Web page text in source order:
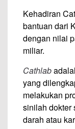
Kehadiran
bantuan dari
dengan nilai
miliar.
Cathlab
yang
melakukan
sinilah dokter
darah atau